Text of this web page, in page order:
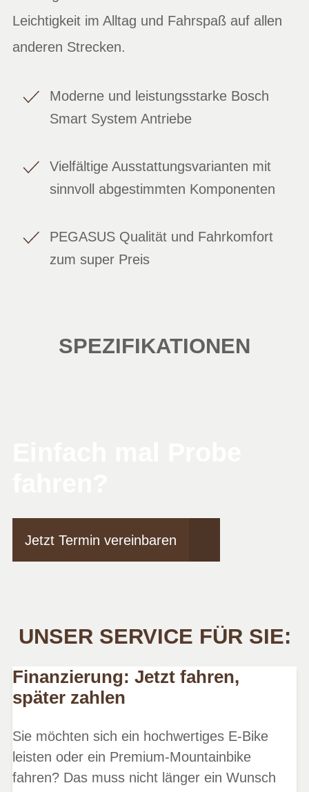
Leichtigkeit im Alltag und Fahrspaß auf allen
anderen Strecken.
Moderne und leistungsstarke Bosch
Smart System Antriebe
Vielfältige Ausstattungsvarianten mit
sinnvoll abgestimmten Komponenten
PEGASUS Qualität und Fahrkomfort
zum super Preis
SPEZIFIKATIONEN
Jetzt Termin vereinbaren
UNSER SERVICE FÜR SIE:
Finanzierung: Jetzt fahren,
später zahlen
Sie möchten sich ein hochwertiges E-Bike
leisten oder ein Premium-Mountainbike
fahren? Das muss nicht länger ein Wunsch